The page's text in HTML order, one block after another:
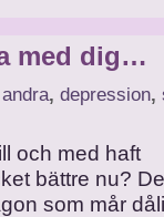
med dig…
, depression,
och med haft
bättre nu?
som mår